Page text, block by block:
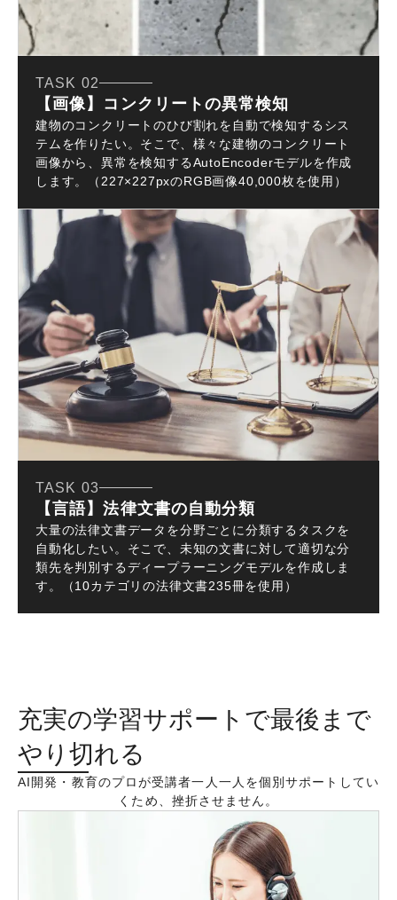
TASK 02
【画像】コンクリートの異常検知
建物のコンクリートのひび割れを自動で検知するシス
テムを作りたい。そこで、様々な建物のコンクリート
画像から、異常を検知するAutoEncoderモデルを作成
します。（227×227pxのRGB画像40,000枚を使用）
TASK 03
【言語】法律文書の自動分類
大量の法律文書データを分野ごとに分類するタスクを
自動化したい。そこで、未知の文書に対して適切な分
類先を判別するディープラーニングモデルを作成しま
す。（10カテゴリの法律文書235冊を使用）
充実の学習サポートで最後まで
やり切れる
AI開発・教育のプロが受講者一人一人を個別サポートしてい
くため、挫折させません。